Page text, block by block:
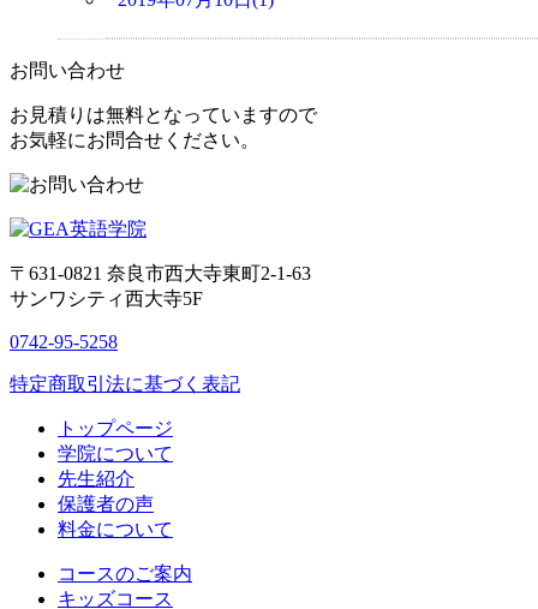
お問い合わせ
お見積りは無料となっていますので
お気軽にお問合せください。
〒631-0821 奈良市西大寺東町2-1-63
サンワシティ西大寺5F
0742-95-5258
特定商取引法に基づく表記
トップページ
学院について
先生紹介
保護者の声
料金について
コースのご案内
キッズコース